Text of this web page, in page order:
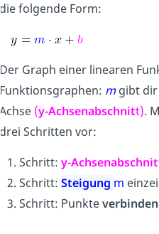
die folgende Form:
Der Graph einer linearen
Funktionsgraphen: m gibt
Achse(y-Achsenabschnitt).
drei Schritten vor:
Schritt: y-
Schritt: Steigung m
Schritt: Punkteverbinden